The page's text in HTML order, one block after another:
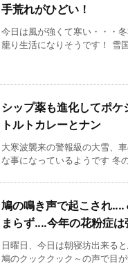
手荒れがひどい！
今日は風が強くて寒い・・・
籠り生活になりそうです！ 雪
シップ薬も進化してポケ
トルトカレーとナン
大寒波襲来の警報級の大雪、
な事になっているようです 冬
鳩の鳴き声で起こされ
まらず‥‥今年の花粉症は
日曜日、今日は朝寝坊出来る
鳩のクッククック～の声で目